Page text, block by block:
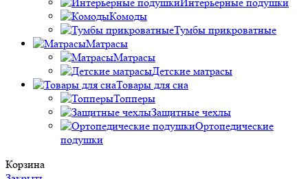
Интерьерные подушки
Комоды
Тумбы прикроватные
Матрасы
Матрасы
Детские матрасы
Товары для сна
Топперы
Защитные чехлы
Ортопедические
подушки
Корзина